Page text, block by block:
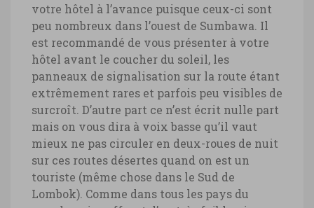
Indonésie, coucher de soleil sur
Sumbawa
Indonésie, coucher de soleil sur
Sumbawa © Marie-Ange Ostré
votre hôtel à l’avance puisque ceux-ci sont
peu nombreux dans l’ouest de Sumbawa. Il
est recommandé de vous présenter à votre
hôtel avant le coucher du soleil, les
panneaux de signalisation sur la route étant
extrêmement rares et parfois peu visibles de
surcroît. D’autre part ce n’est écrit nulle part
mais on vous dira à voix basse qu’il vaut
mieux ne pas circuler en deux-roues de nuit
sur ces routes désertes quand on est un
touriste (même chose dans le Sud de
Lombok). Comme dans tous les pays du